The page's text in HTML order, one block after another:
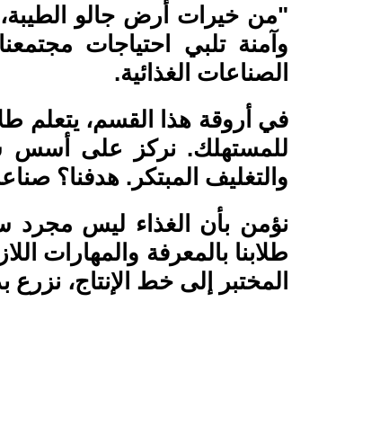
"من خيرات أرض جالو الطيبة،
وآمنة تلبي احتياجات
الصناعات الغذائية.
في أروقة هذا القسم، يتعلم
للمستهلك. نركز على أسس
والتغليف المبتكر. هدفنا؟
نؤمن بأن الغذاء ليس
طلابنا بالمعرفة والمهارات
المختبر إلى خط الإنتاج،